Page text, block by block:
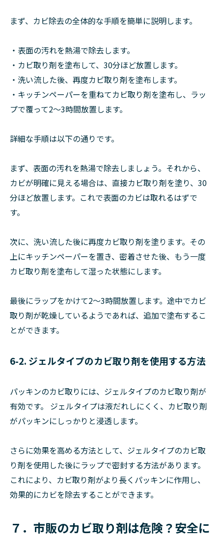
まず、カビ除去の全体的な手順を簡単に説明します。
・表面の汚れを熱湯で除去します。
・カビ取り剤を塗布して、30分ほど放置します。
・洗い流した後、再度カビ取り剤を塗布します。
・キッチンペーパーを重ねてカビ取り剤を塗布し、ラッ
プで覆って2～3時間放置します。
詳細な手順は以下の通りです。
まず、表面の汚れを熱湯で除去しましょう。それから、
カビが明確に見える場合は、直接カビ取り剤を塗り、30
分ほど放置します。これで表面のカビは取れるはずで
す。
次に、洗い流した後に再度カビ取り剤を塗ります。その
上にキッチンペーパーを置き、密着させた後、もう一度
カビ取り剤を塗布して湿った状態にします。
最後にラップをかけて2～3時間放置します。途中でカビ
取り剤が乾燥しているようであれば、追加で塗布するこ
とができます。
6-2. ジェルタイプのカビ取り剤を使用する方法
パッキンのカビ取りには、ジェルタイプのカビ取り剤が
有効です。 ジェルタイプは液だれしにくく、カビ取り剤
がパッキンにしっかりと浸透します。
さらに効果を高める方法として、ジェルタイプのカビ取
り剤を使用した後にラップで密封する方法があります。
これにより、カビ取り剤がより長くパッキンに作用し、
効果的にカビを除去することができます。
７．市販のカビ取り剤は危険？安全に